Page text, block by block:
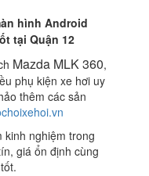
hình Android
tại Quận 12
Mazda MLK 360,
phụ kiện xe hơi uy
thêm các sản
nghiệm trong
giá ổn định cùng